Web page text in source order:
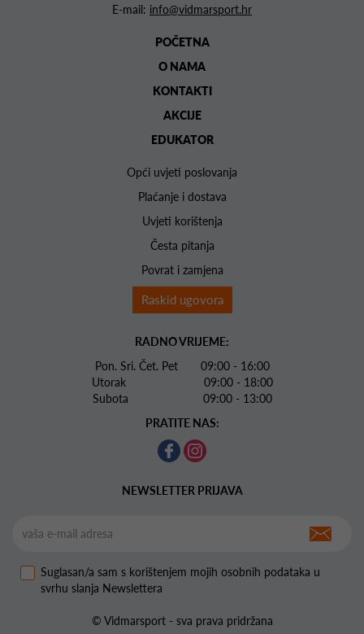
E-mail: info@vidmarsport.hr
POČETNA
O NAMA
KONTAKTI
AKCIJE
EDUKATOR
Opći uvjeti poslovanja
Plaćanje i dostava
Uvjeti korištenja
Česta pitanja
Povrat i zamjena
Raskid ugovora
RADNO VRIJEME:
Pon. Sri. Čet. Pet 09:00 - 16:00
Utorak 09:00 - 18:00
Subota 09:00 - 13:00
PRATITE NAS:
NEWSLETTER PRIJAVA
Suglasan/a sam s korištenjem mojih osobnih podataka u
svrhu slanja Newslettera
© Vidmarsport - sva prava pridržana